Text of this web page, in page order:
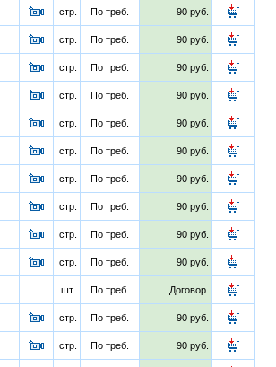
стр. По треб. 90 руб.
стр. По треб. 90 руб.
стр. По треб. 90 руб.
стр. По треб. 90 руб.
стр. По треб. 90 руб.
стр. По треб. 90 руб.
стр. По треб. 90 руб.
стр. По треб. 90 руб.
стр. По треб. 90 руб.
стр. По треб. 90 руб.
шт. По треб. Договор.
стр. По треб. 90 руб.
стр. По треб. 90 руб.